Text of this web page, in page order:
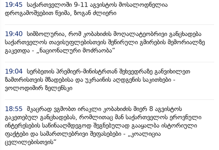
19:45 საქართველოში 9-11 აგვისტოს მოსალოდნელია
დროგამოშვებით წვიმა, ზოგან ძლიერი
19:40 სიმბოლურია, რომ კობახიძის მოღალატეობრივი განცხადება
საქართველოს თავისუფლებისთვის შეწირული გმირების მემორიალზე
გაკეთდა - „ნაციონალური მოძრაობა“
19:04 სერბეთის პრემიერ-მინისტრთან შეხვედრაზე განვიხილეთ
ზამთრისთვის მზადებისა და უკრაინის აღდგენის საკითხები -
ვოლოდიმირ ზელენსკი
18:55 მკაცრად ვგმობთ ირაკლი კობახიძის მიერ 8 აგვისტოს
გაკეთებულ განცხადებას, რომლითაც მან საქართველოს ეროვნული
ინტერესების საწინააღმდეგოდ შეგნებულად გააყალბა ისტორიული
ფაქტები და სამართლებრივი შეფასებები - „კოალიცია
ცვლილებისთვის“